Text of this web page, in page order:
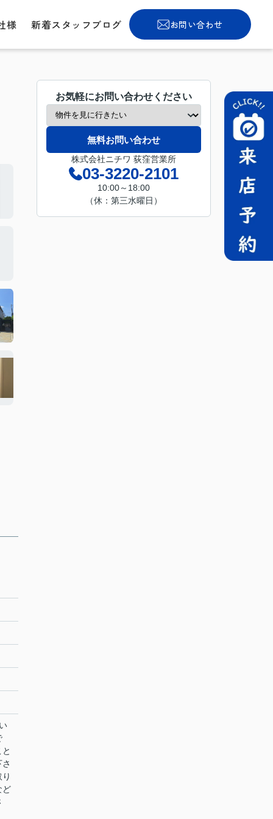
様 新着スタッフブログ お問い合わせ
ど
お気軽にお問い合わせください
無料お問い合わせ
株式会社ニチワ 荻窪営業所
03-3220-2101
10:00～18:00
（休：第三水曜日）